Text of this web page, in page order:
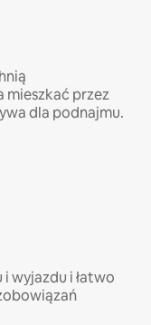
mieszkać przez
dla podnajmu.
wyjazdu i łatwo